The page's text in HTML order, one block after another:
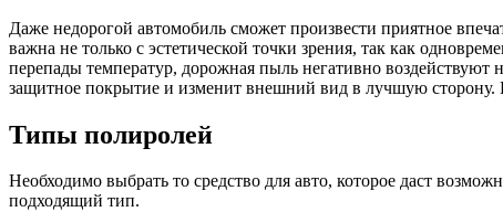
Даже недорогой автомобиль сможет произвести приятное
важна не только с эстетической точки зрения, так как
перепады температур, дорожная пыль негативно
защитное покрытие и изменит внешний вид в лучшую сторону.
Типы полиролей
Необходимо выбрать то средство для авто, которое даст
подходящий тип.